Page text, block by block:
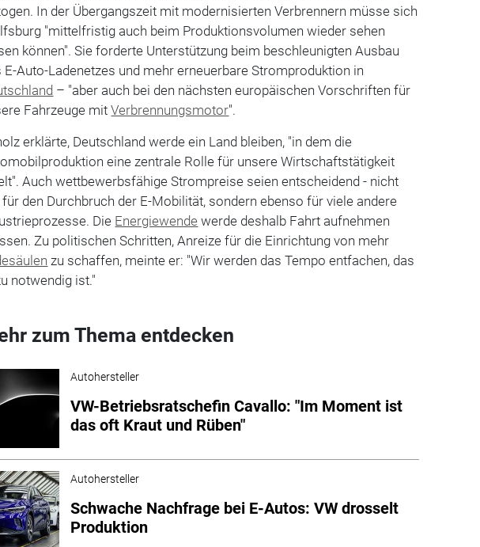
In der Übergangszeit mit modernisierten Verbrennern müsse sich
"mittelfristig auch beim Produktionsvolumen wieder sehen
können". Sie forderte Unterstützung beim beschleunigten Ausbau
E-Auto-Ladenetzes und mehr erneuerbare Stromproduktion in
– "aber auch bei den nächsten europäischen Vorschriften für
Fahrzeuge mitVerbrennungsmotor".
erklärte, Deutschland werde ein Land bleiben, "in dem die
eine zentrale Rolle für unsere Wirtschaftstätigkeit
Auch wettbewerbsfähige Strompreise seien entscheidend - nicht
für den Durchbruch der E-Mobilität, sondern ebenso für viele andere
Die Energiewende werde deshalb Fahrt aufnehmen
Zu politischen Schritten, Anreize für die Einrichtung von mehr
zu schaffen, meinte er: "Wir werden das Tempo entfachen, das
notwendig ist."
zum Thema entdecken
Autohersteller
VW-Betriebsratschefin Cavallo: "Im Moment ist
das oft Kraut und Rüben"
Autohersteller
Schwache Nachfrage bei E-Autos: VW drosselt
Produktion